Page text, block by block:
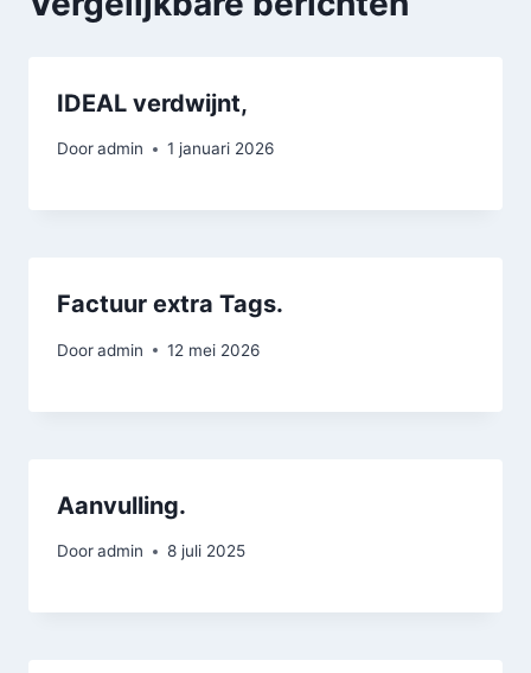
IDEAL verdwijnt,
Dooradmin 1 januari 2026
Factuur extra Tags.
Dooradmin 12 mei 2026
Aanvulling.
Dooradmin 8 juli 2025